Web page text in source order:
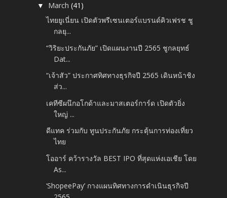
▼ March(41)
ไทยยูเนี่ยน เปิดตัวพรีเซนเตอร์แบรนด์คิวเฟรช ชู
กลยุ...
“วิริยะประกันภัย” เปิดแผนงานปี 2565 ชูกลยุทธ์
Dat...
“เจ้าสัว” ประกาศทิศทางธุรกิจปี 2565 เดินหน้าชิง
ส่ว...
เคทีซีผนึกอโกด้าและมาสเตอร์การ์ด เปิดตัวยิ่ง
ใหญ่ ...
ดีแทค ร่วมกับ ทูนประกันภัย กระตุ้นการท่องเที่ยว
ไทย
โออาร์ คว้ารางวัล BEST IPO ที่สุดแห่งเอเชีย โดย
As...
‘ShopeePay’ กางแผนทิศทางการดำเนินธุรกิจปี